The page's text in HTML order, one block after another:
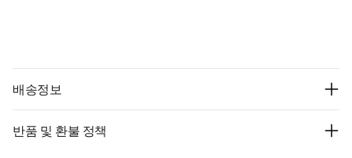
배송정보
반품 및 환불 정책